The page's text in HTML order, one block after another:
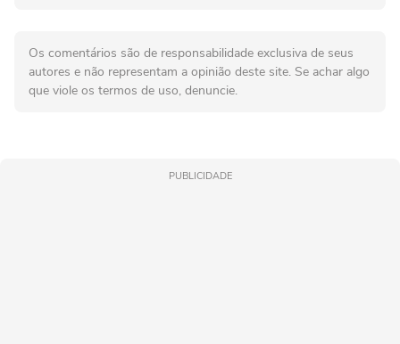
Os comentários são de responsabilidade exclusiva de seus
autores e não representam a opinião deste site. Se achar algo
que viole os termos de uso, denuncie.
PUBLICIDADE